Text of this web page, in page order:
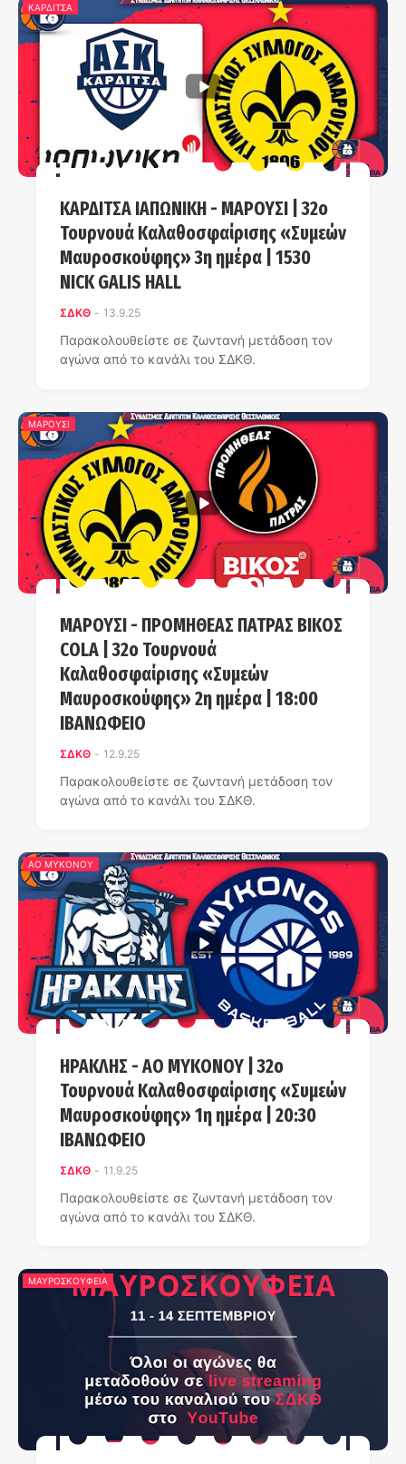
ΚΑΡΔΙΤΣΑ
ΚΑΡΔΙΤΣΑ ΙΑΠΩΝΙΚΗ - ΜΑΡΟΥΣΙ | 32ο
Τουρνουά Καλαθοσφαίρισης «Συμεών
Μαυροσκούφης» 3η ημέρα | 1530
NICK GALIS HALL
ΣΔΚΘ - 13.9.25
Παρακολουθείστε σε ζωντανή μετάδοση τον
αγώνα από το κανάλι του ΣΔΚΘ.
ΜΑΡΟΥΣΙ
ΜΑΡΟΥΣΙ - ΠΡΟΜΗΘΕΑΣ ΠΑΤΡΑΣ ΒΙΚΟΣ
COLA | 32ο Τουρνουά
Καλαθοσφαίρισης «Συμεών
Μαυροσκούφης» 2η ημέρα | 18:00
ΙΒΑΝΩΦΕΙΟ
ΣΔΚΘ - 12.9.25
Παρακολουθείστε σε ζωντανή μετάδοση τον
αγώνα από το κανάλι του ΣΔΚΘ.
ΑΟ ΜΥΚΟΝΟΥ
ΗΡΑΚΛΗΣ - ΑΟ ΜΥΚΟΝΟΥ | 32ο
Τουρνουά Καλαθοσφαίρισης «Συμεών
Μαυροσκούφης» 1η ημέρα | 20:30
ΙΒΑΝΩΦΕΙΟ
ΣΔΚΘ - 11.9.25
Παρακολουθείστε σε ζωντανή μετάδοση τον
αγώνα από το κανάλι του ΣΔΚΘ.
ΜΑΥΡΟΣΚΟΥΦΕΙΑ